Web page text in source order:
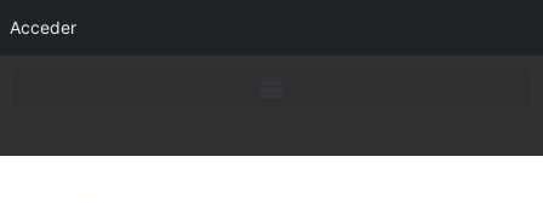
Acceder